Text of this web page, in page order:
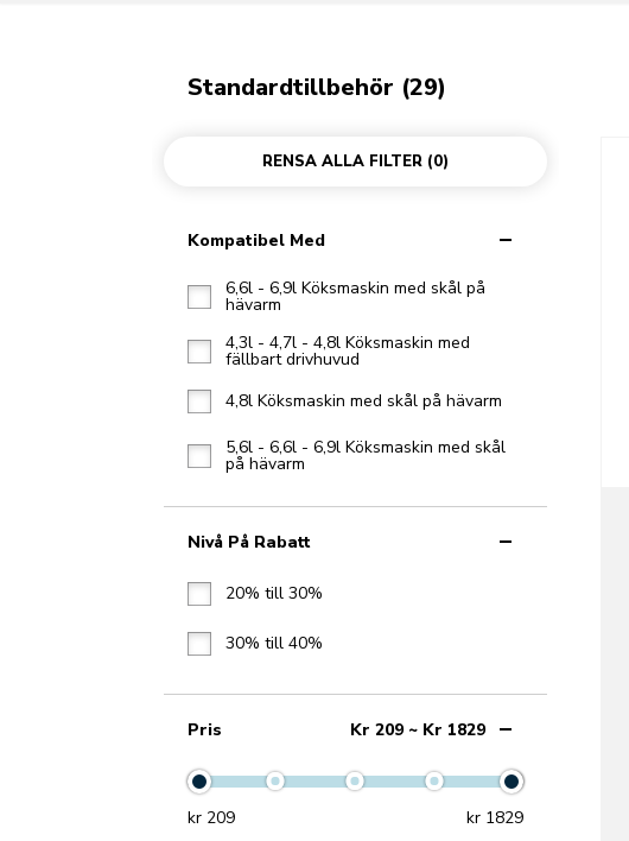
Standardtillbehör (29)
RENSA ALLA FILTER (0)
Kompatibel Med
6,6l - 6,9l Köksmaskin med skål på
hävarm
4,3l - 4,7l - 4,8l Köksmaskin med
fällbart drivhuvud
4,8l Köksmaskin med skål på hävarm
5,6l - 6,6l - 6,9l Köksmaskin med skål
på hävarm
Nivå På Rabatt
20% till 30%
30% till 40%
Pris Kr 209 ~ Kr 1829
kr 209 kr 1829